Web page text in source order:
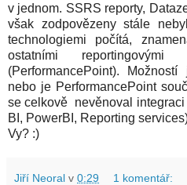
v jednom. SSRS reporty,
však zodpovězeny stále
technologiemi počítá,
ostatními
(PerformancePoint).
nebo je PerformancePoint
se celkově nevěnoval
BI, PowerBI, Reporting
Vy? :)
Jiří Neoral v 0:29 1 komentář: